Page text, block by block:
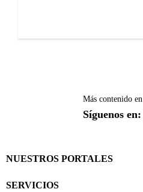
Más contenido en
Síguenos en:
NUESTROS PORTALES
SERVICIOS